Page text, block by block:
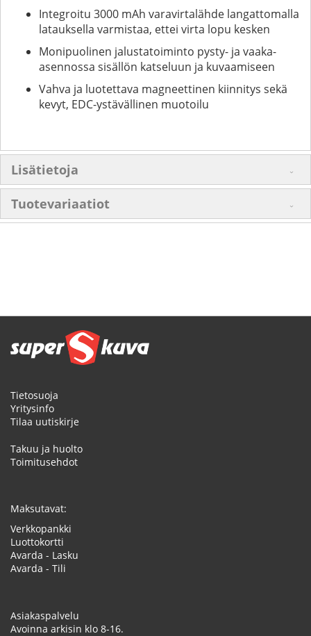
Integroitu 3000 mAh varavirtalähde langattomalla
latauksella varmistaa, ettei virta lopu kesken
Monipuolinen jalustatoiminto pysty- ja vaaka-
asennossa sisällön katseluun ja kuvaamiseen
Vahva ja luotettava magneettinen kiinnitys sekä
kevyt, EDC-ystävällinen muotoilu
Lisätietoja
Tuotevariaatiot
Tietosuoja
Yritysinfo
Tilaa uutiskirje
Takuu ja huolto
Toimitusehdot
Maksutavat:
Verkkopankki
Luottokortti
Avarda - Lasku
Avarda - Tili
Asiakaspalvelu
Avoinna arkisin klo 8-16.